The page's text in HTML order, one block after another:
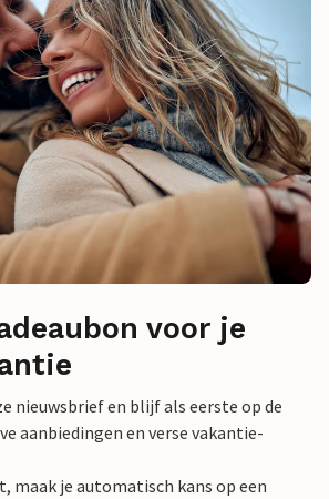
voor je
nieuwsbrief en blijf als eerste op de
aanbiedingen en verse vakantie-
maak je automatisch kans op een